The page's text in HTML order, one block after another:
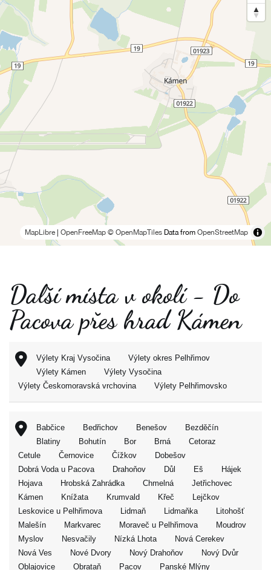
MapLibre OpenFreeMap © OpenMapTiles Data from OpenStreetMap
Další místa v okolí - Do
Pacova přes hrad Kámen
Výlety Kraj Vysočina
Výlety okres Pelhřimov
Výlety Kámen
Výlety Vysočina
Výlety Českomoravská vrchovina
Výlety Pelhřimovsko
Babčice Bedřichov Benešov
Bezděčín
Blatiny
Bohutín Bor Brná
Cetoraz
Cetule
Černovice Čížkov
Dobešov
Dobrá Voda u Pacova
Drahoňov Důl Eš
Hájek
Hojava
Hrobská Zahrádka Chmelná
Jetřichovec
Kámen
Knížata Krumvald Křeč
Lejčkov
Leskovice u Pelhřimova
Lidmaň Lidmaňka
Litohošť
Malešín
Markvarec Moraveč u Pelhřimova
Moudrov
Myslov
Nesvačily Nízká Lhota
Nová Cerekev
Nová Ves
Nové Dvory Nový Drahoňov
Nový Dvůr
Oblajovice
Obrataň Pacov Panské Mlýny